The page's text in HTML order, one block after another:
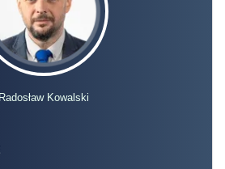
Radosław Kowalski